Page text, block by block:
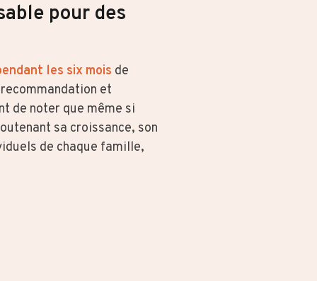
pour des
les six mois de
et
de noter que même si
sa croissance, son
de chaque famille,